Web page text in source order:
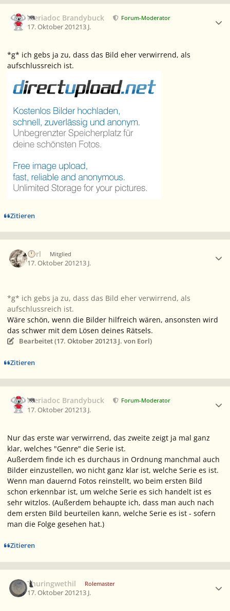
Meriadoc Brandybuck Forum-Moderator
17. Oktober 201213 J.
*g* ich gebs ja zu, dass das Bild eher verwirrend, als
aufschlussreich ist.
Zitieren
Eorl Mitglied
17. Oktober 201213 J.
*g* ich gebs ja zu, dass das Bild eher verwirrend, als
aufschlussreich ist.
Wäre schön, wenn die Bilder hilfreich wären, ansonsten wird
das schwer mit dem Lösen deines Rätsels.
Bearbeitet (17. Oktober 201213 J. von Eorl)
Zitieren
Meriadoc Brandybuck Forum-Moderator
17. Oktober 201213 J.
Nur das erste war verwirrend, das zweite zeigt ja mal ganz
klar, welches "Genre" die Serie ist.
Außerdem finde ich es durchaus in Ordnung manchmal auch
Bilder einzustellen, wo nicht ganz klar ist, welche Serie es ist.
Wenn man dauernd Fotos reinstellt, wo beim ersten Bild
schon erkennbar ist, um welche Serie es sich handelt ist es
sehr witzlos. (Außerdem behaupte ich, dass man auch nach
dem ersten Bild beurteilen kann, welche Serie es ist - sofern
man die Folge gesehen hat.)
Zitieren
Thuringwethil Rolemaster
17. Oktober 201213 J.